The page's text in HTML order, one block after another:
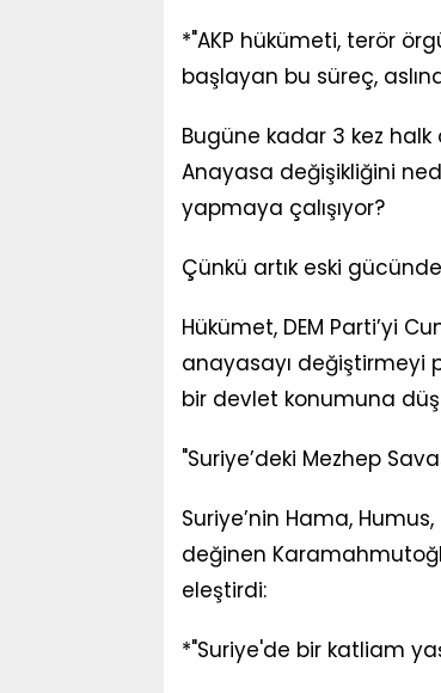
*"AKP hükümeti, terör
başlayan bu süreç,
Bugüne kadar 3 kez halk
Anayasa değişikliğini
yapmaya çalışıyor?
Çünkü artık eski
Hükümet, DEM Parti’yi
anayasayı değiştirmeyi
bir devlet konumuna
"Suriye’deki Mezhep
Suriye’nin Hama,
değinen
eleştirdi:
*"Suriye'de bir katliam